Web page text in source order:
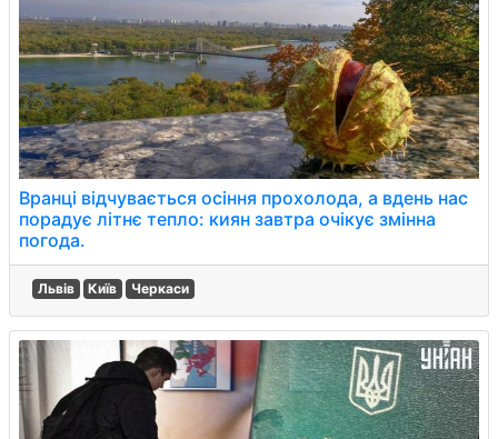
Вранці відчувається осіння прохолода, а вдень нас
порадує літнє тепло: киян завтра очікує змінна
погода.
Львів Київ Черкаси